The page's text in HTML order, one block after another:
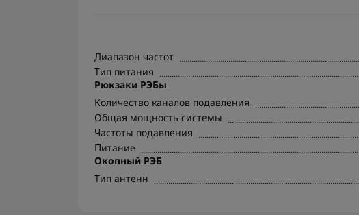
Диапазон частот
Тип питания
Рюкзаки РЭБы
Количество каналов подавления
Общая мощность системы
Частоты подавления
Питание
Окопный РЭБ
Тип антенн